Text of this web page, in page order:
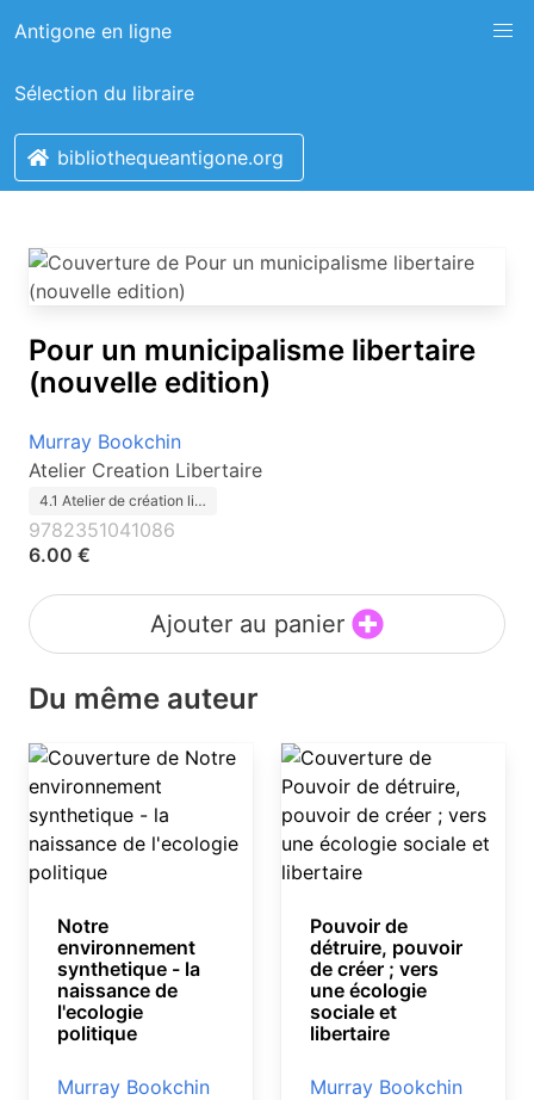
Antigone en ligne
Sélection du libraire
bibliothequeantigone.org
Pour un municipalisme libertaire
(nouvelle edition)
Murray Bookchin
Atelier Creation Libertaire
4.1 Atelier de création li…
9782351041086
6.00 €
Ajouter au panier
Du même auteur
Notre
environnement
synthetique - la
naissance de
l'ecologie
politique
Murray Bookchin
Pouvoir de
détruire, pouvoir
de créer ; vers
une écologie
sociale et
libertaire
Murray Bookchin